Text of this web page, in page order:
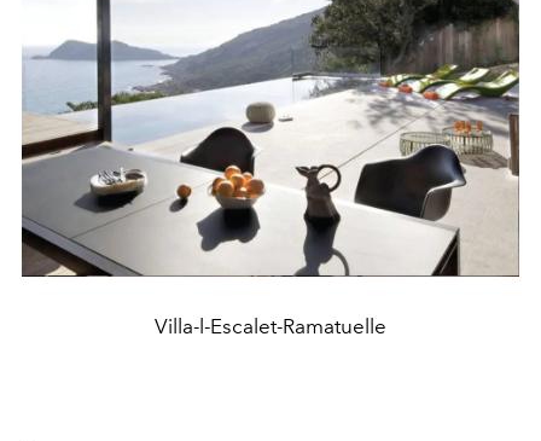
Villa-l-Escalet-Ramatuelle